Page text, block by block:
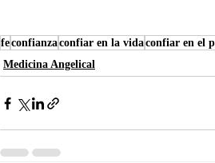
feconfianzaconfiar en la vidaconfiar en el
Medicina Angelical